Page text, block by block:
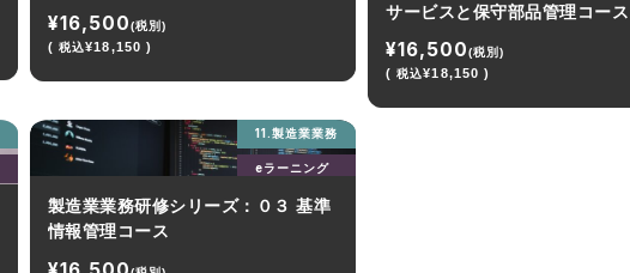
¥16,500(税別)
(税込¥18,150 )
サービスと保守部品管理コース
¥16,500(税別)
(税込¥18,150 )
11.製造業業務
eラーニング
製造業業務研修シリーズ：０３ 基準
情報管理コース